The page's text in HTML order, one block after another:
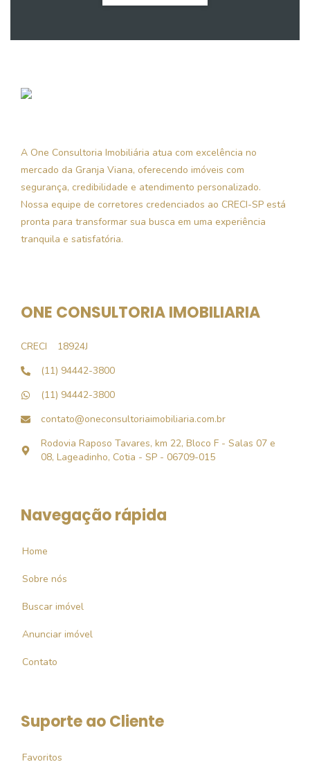
A One Consultoria Imobiliária atua com excelência no
mercado da Granja Viana, oferecendo imóveis com
segurança, credibilidade e atendimento personalizado.
Nossa equipe de corretores credenciados ao CRECI-SP está
pronta para transformar sua busca em uma experiência
tranquila e satisfatória.
ONE CONSULTORIA IMOBILIARIA
CRECI
18924J
(11) 94442-3800
(11) 94442-3800
contato@oneconsultoriaimobiliaria.com.br
Rodovia Raposo Tavares, km 22, Bloco F - Salas 07 e
08, Lageadinho, Cotia - SP - 06709-015
Navegação rápida
Home
Sobre nós
Buscar imóvel
Anunciar imóvel
Contato
Suporte ao Cliente
Favoritos